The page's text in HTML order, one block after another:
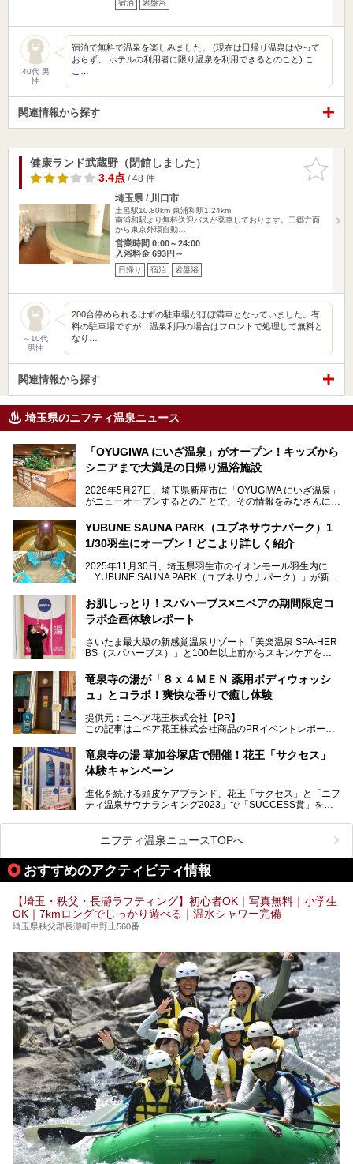
宿泊 岩盤浴
40代 男
性
宿泊で無料で温泉を楽しみました。 (現在は日帰り温泉はやって
おらず、 ホテルの利用者に限り温泉を利用できるとのこと) こ
こ…
関連情報から探す
お気に入
りに追加
健康ランド武蔵野（閉館しました）
3.4点/ 48 件
埼玉県 / 川口市
土呂駅10.80km 東浦和駅1.24km
南浦和駅より無料送迎バスが発車しております。三郷方面
から東京外環自動…
営業時間 0:00～24:00
入浴料金 693円～
日帰り 宿泊 岩盤浴
～10代
男性
200台停められるはずの駐車場がほぼ満車となっていました。有
料の駐車場ですが、温泉利用の場合はフロントで処理して無料と
なり…
関連情報から探す
埼玉県のニフティ温泉ニュース
「OYUGIWA にいざ温泉」がオープン！キッズから
シニアまで大満足の日帰り温浴施設
2026年5月27日、埼玉県新座市に「OYUGIWA にいざ温泉」
がニューオープンするとのことで、その情報をみなさんにい
メインとなる黒湯の天然温泉や本格的なサウナをはじめ、4
種類のリラックスルームやお食事処、他施設とは一線を画す
てきました！
YUBUNE SAUNA PARK（ユブネサウナパーク）1
1/30羽生にオープン！どこより詳しく紹介
2025年11月30日、埼玉県羽生市のイオンモール羽生内に
「YUBUNE SAUNA PARK（ユブネサウナパーク）」が新規
今年の4月1日から楽久屋グループの一員となった「湯舞音
（ユブネ）」が新ブランド「YUBUNE SAUNA PARK」を立
湯舞音らしいサウナにこだわった遊び心満点の"銭湯×屋外サ
ウナ"施設で、男女別のお風呂のほか、水着やサウナ着で楽
ど、ユニークなポイントがいっぱい！
オープン前取材に行ってきましたので、早速どこより詳しく
紹介しちゃいます！
お肌しっとり！スパハーブス×ニベアの期間限定コ
ラボ企画体験レポート
さいたま最大級の新感覚温泉リゾート「美楽温泉 SPA-HER
BS（スパハーブス）」と100年以上前からスキンケアを考
読者モデルやインスタグラマーとして活躍している、美容＆
スパ大好きの畑瀬愛さんと取材してきました。
提供元：ニベア花王株式会社【PR】
この記事はニベア花王株式会社商品のPRイベントレポート
竜泉寺の湯が「８ｘ４ＭＥＮ 薬用ボディウォッシ
ュ」とコラボ！爽快な香りで癒し体験
提供元：ニベア花王株式会社【PR】
この記事はニベア花王株式会社商品のPRイベントレポート
ーーー
注目のボディウォッシュアイテム「８ｘ４ＭＥＮ 薬用ボデ
全国総合2位にランクインした人気温浴施設「竜泉寺の湯 草
加谷塚店」がコラボイベントを期間限定で開催中ということ
気になるその内容をチェックしてきました！
竜泉寺の湯 草加谷塚店で開催！花王「サクセス」
体験キャンペーン
進化を続ける頭皮ケアブランド、花王「サクセス」と「ニフ
ティ温泉サウナランキング2023」で「SUCCESS賞」を獲
ベントを開催。
早速訪問し、気になるその内容を取材してきました！
───
提供元：花王株式会社【PR】
す。
ニフティ温泉ニュースTOPへ
おすすめのアクティビティ情報
【埼玉・秩父・長瀞ラフティング】初心者OK｜写真無料｜小学生
OK｜7kmロングでしっかり遊べる｜温水シャワー完備
埼玉県秩父郡長瀞町中野上560番